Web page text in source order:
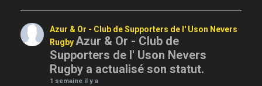
Azur & Or - Club de Supporters de l' Uson Nevers
RugbyAzur & Or - Club de
Supporters de l' Uson Nevers
Rugby a actualisé son statut.
1 semaine il y a